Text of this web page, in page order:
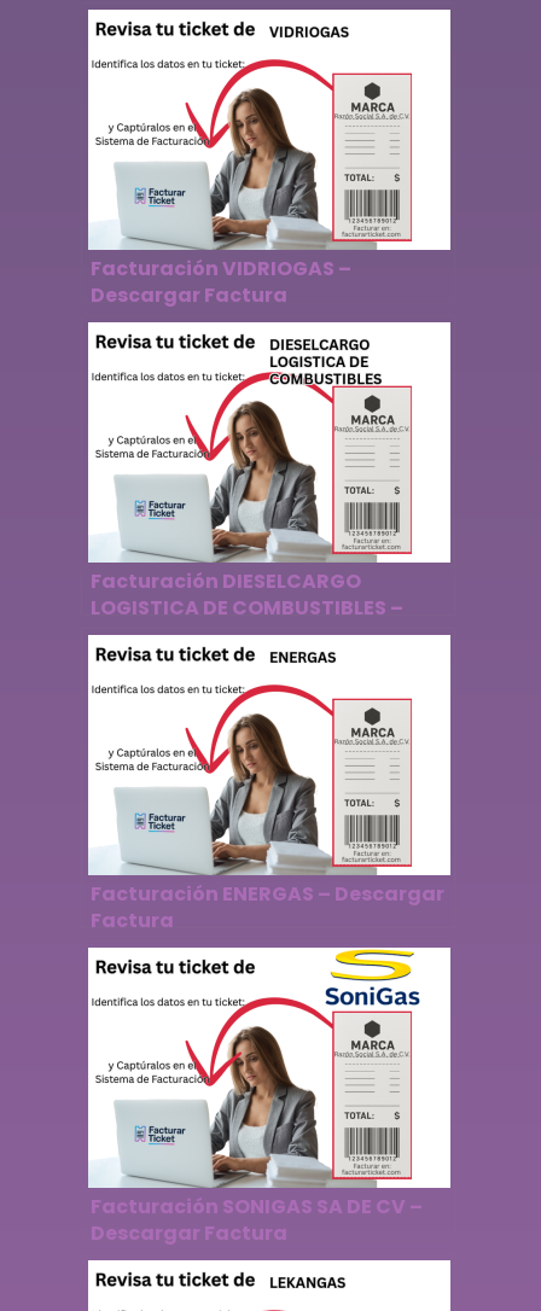
Facturación VIDRIOGAS –
Descargar Factura
Facturación DIESELCARGO
LOGISTICA DE COMBUSTIBLES –
Descargar Factura
Facturación ENERGAS – Descargar
Factura
Facturación SONIGAS SA DE CV –
Descargar Factura